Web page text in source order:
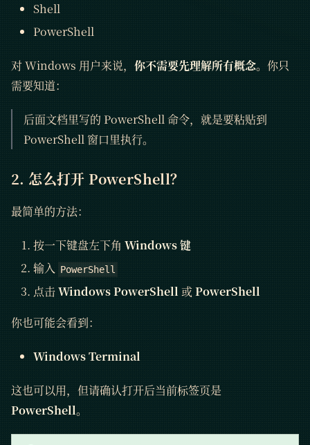
Shell
PowerShell
对 Windows 用户来说， 你不需要先理解所有概念。你只
需要知道：
后面文档里写的 PowerShell 命令，就是要粘贴到
PowerShell 窗口里执行。
2. 怎么打开 PowerShell？
最简单的方法：
按一下键盘左下角 Windows 键
输入 PowerShell
点击Windows PowerShell 或 PowerShell
你也可能会看到：
Windows Terminal
这也可以用，但请确认打开后当前标签页是
PowerShell。